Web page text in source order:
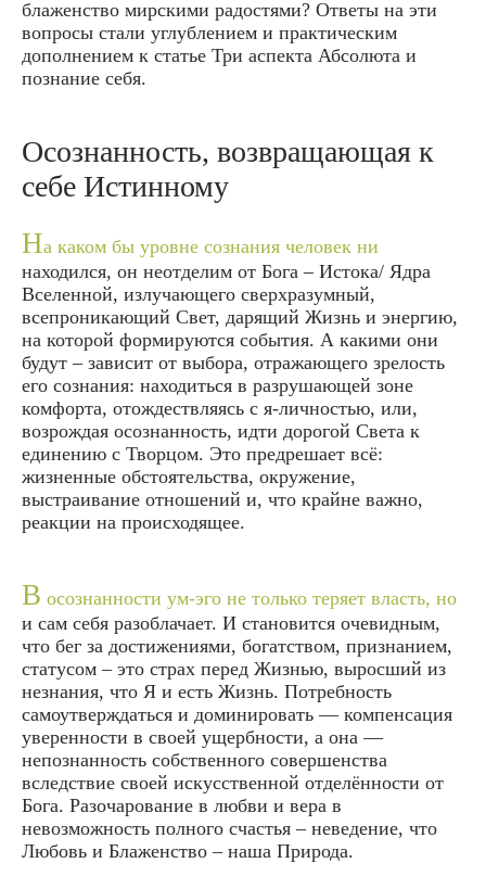
блаженство мирскими радостями? Ответы на эти
вопросы стали углублением и практическим
дополнением к статье Три аспекта Абсолюта и
познание себя.
Осознанность, возвращающая к
себе Истинному
На каком бы уровне сознания человек ни
находился, он неотделим от Бога – Истока/ Ядра
Вселенной, излучающего сверхразумный,
всепроникающий Свет, дарящий Жизнь и энергию,
на которой формируются события. А какими они
будут – зависит от выбора, отражающего зрелость
его сознания: находиться в разрушающей зоне
комфорта, отождествляясь с я-личностью, или,
возрождая осознанность, идти дорогой Света к
единению с Творцом. Это предрешает всё:
жизненные обстоятельства, окружение,
выстраивание отношений и, что крайне важно,
реакции на происходящее.
В осознанности ум-эго не только теряет власть, но
и сам себя разоблачает. И становится очевидным,
что бег за достижениями, богатством, признанием,
статусом – это страх перед Жизнью, выросший из
незнания, что Я и есть Жизнь. Потребность
самоутверждаться и доминировать — компенсация
уверенности в своей ущербности, а она —
непознанность собственного совершенства
вследствие своей искусственной отделённости от
Бога. Разочарование в любви и вера в
невозможность полного счастья – неведение, что
Любовь и Блаженство – наша Природа.